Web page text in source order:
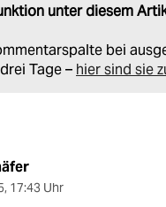
unter diesem
bei
Tage – hier sind sie
, 17:43 Uhr